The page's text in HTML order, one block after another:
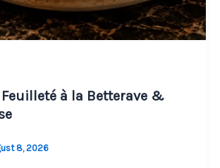
à la Betterave &
8, 2026